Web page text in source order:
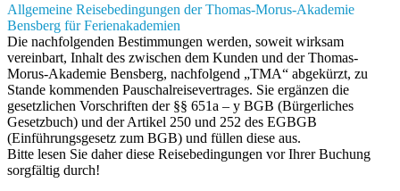
Allgemeine Reisebedingungen der Thomas-Morus-Akademie
Bensberg für Ferienakademien
Die nachfolgenden Bestimmungen werden, soweit wirksam
vereinbart, Inhalt des zwischen dem Kunden und der Thomas-
Morus-Akademie Bensberg, nachfolgend „TMA“ abgekürzt, zu
Stande kommenden Pauschalreisevertrages. Sie ergänzen die
gesetzlichen Vorschriften der §§ 651a – y BGB (Bürgerliches
Gesetzbuch) und der Artikel 250 und 252 des EGBGB
(Einführungsgesetz zum BGB) und füllen diese aus.
Bitte lesen Sie daher diese Reisebedingungen vor Ihrer Buchung
sorgfältig durch!